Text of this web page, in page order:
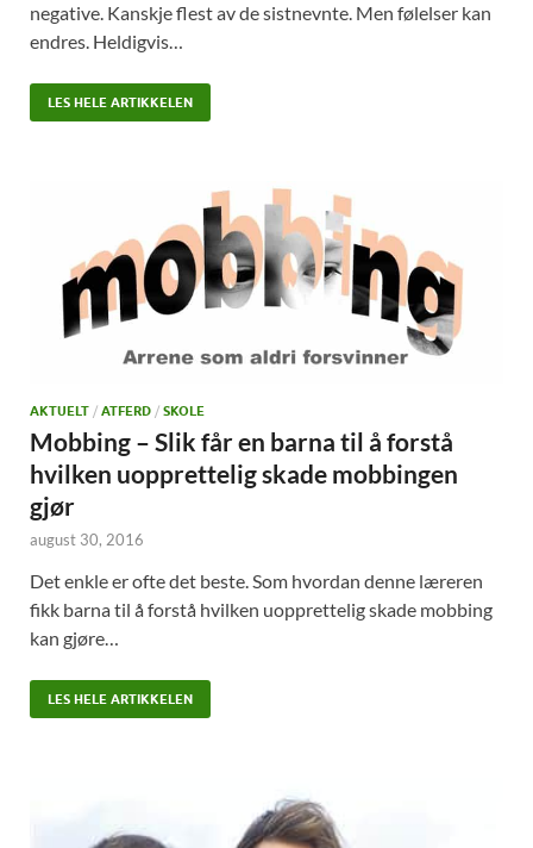
negative. Kanskje flest av de sistnevnte. Men følelser kan
endres. Heldigvis…
LES HELE ARTIKKELEN
AKTUELT / ATFERD / SKOLE
Mobbing – Slik får en barna til å forstå
hvilken uopprettelig skade mobbingen
gjør
august 30, 2016
Det enkle er ofte det beste. Som hvordan denne læreren
fikk barna til å forstå hvilken uopprettelig skade mobbing
kan gjøre…
LES HELE ARTIKKELEN